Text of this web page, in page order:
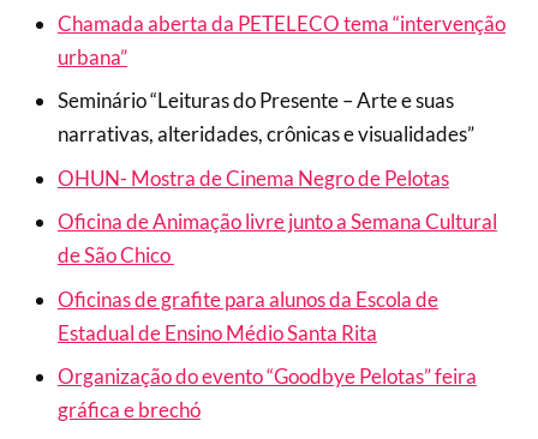
Chamada aberta da PETELECO tema “intervenção
urbana”
Seminário “Leituras do Presente – Arte e suas
narrativas, alteridades, crônicas e visualidades”
OHUN- Mostra de Cinema Negro de Pelotas
Oficina de Animação livre junto a Semana Cultural
de São Chico
Oficinas de grafite para alunos da Escola de
Estadual de Ensino Médio Santa Rita
Organização do evento “Goodbye Pelotas” feira
gráfica e brechó